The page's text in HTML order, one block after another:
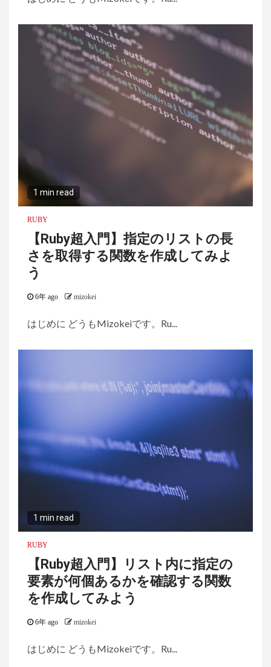
1 min read
RUBY
【Ruby超入門】指定のリストの長
さを取得する関数を作成してみよ
う
6年 ago mizokei
はじめに どうもMizokeiです。Ru...
1 min read
RUBY
【Ruby超入門】リスト内に指定の
要素が何個あるかを確認する関数
を作成してみよう
6年 ago mizokei
はじめに どうもMizokeiです。Ru...